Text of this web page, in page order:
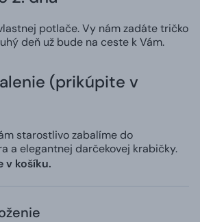
potlače. Vy nám zadáte tričko
deň už bude na ceste k Vám.
(prikúpite v
starostlivo zabalíme do
a elegantnej darčekovej krabičky.
v košíku.